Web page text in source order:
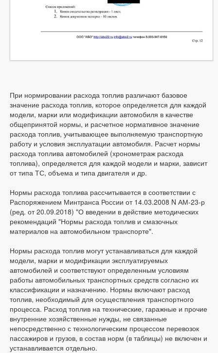
При нормировании расхода топлив различают базовое
значение расхода топлив, которое определяется для каждой
модели, марки или модификации автомобиля в качестве
общепринятой нормы, и расчетное нормативное значение
расхода топлив, учитывающее выполняемую транспортную
работу и условия эксплуатации автомобиля. Расчет нормы
расхода топлива автомобилей (хронометраж расхода
топлива), определяется для каждой модели и марки, зависит
от типа ТС, объема и типа двигателя и др.
Нормы расхода топлива рассчитывается в соответствии с
Распоряжением Минтранса России от 14.03.2008 N АМ-23-р
(ред. от 20.09.2018) "О введении в действие методических
рекомендаций "Нормы расхода топлив и смазочных
материалов на автомобильном транспорте".
Нормы расхода топлив могут устанавливаться для каждой
модели, марки и модификации эксплуатируемых
автомобилей и соответствуют определенным условиям
работы автомобильных транспортных средств согласно их
классификации и назначению. Нормы включают расход
топлив, необходимый для осуществления транспортного
процесса. Расход топлив на технические, гаражные и прочие
внутренние хозяйственные нужды, не связанные
непосредственно с технологическим процессом перевозок
пассажиров и грузов, в состав норм (в таблицы) не включен и
устанавливается отдельно.